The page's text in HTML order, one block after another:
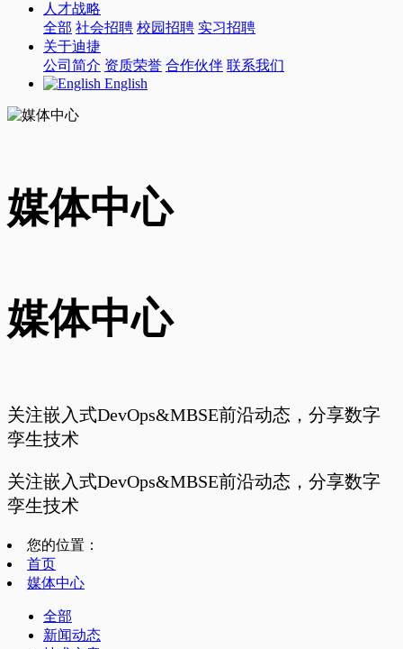
人才战略
全部 社会招聘 校园招聘 实习招聘
关于迪捷
公司简介 资质荣誉 合作伙伴 联系我们
English
媒体中心
媒体中心
关注嵌入式DevOps&MBSE前沿动态，分享数字
孪生技术
关注嵌入式DevOps&MBSE前沿动态，分享数字
孪生技术
您的位置：
首页
媒体中心
全部
新闻动态